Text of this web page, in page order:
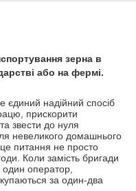
зерна в
або на фермі.
єдиний надійний спосіб
прискорити
звести до нуля
невеликого домашнього
питання не просто
Коли замість бригади
один оператор,
за один-два